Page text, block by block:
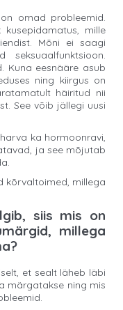
omad probleemid.
mille
Mõni ei saagi
Kuna eesnääre asub
ning kiirgus on
häiritud nii
See võib jällegi uusi
ka hormoonravi,
ja see mõjutab
kõrvaltoimed, millega
siis mis on
millega
et sealt läheb läbi
märgatakse ning mis